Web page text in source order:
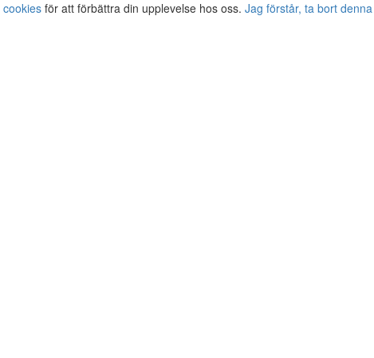
cookies för att förbättra din upplevelse hos oss. Jag förstår, ta bort